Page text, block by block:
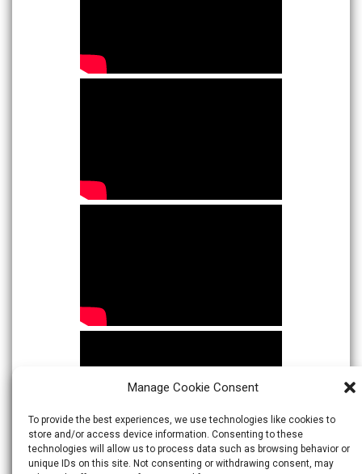
Manage Cookie Consent
To provide the best experiences, we use technologies like cookies to
store and/or access device information. Consenting to these
technologies will allow us to process data such as browsing behavior or
unique IDs on this site. Not consenting or withdrawing consent, may